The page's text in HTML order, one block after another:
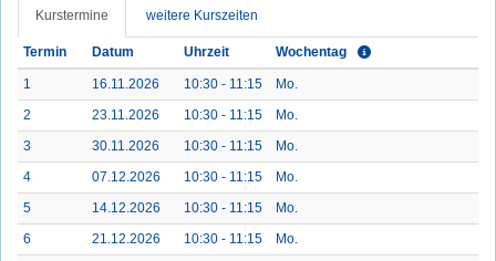
Kurstermine weitere Kurszeiten
Termin Datum Uhrzeit Wochentag
1 16.11.2026 10:30 - 11:15
Mo.
2
23.11.2026 10:30 - 11:15
Mo.
3
30.11.2026 10:30 - 11:15
Mo.
4
07.12.2026 10:30 - 11:15
Mo.
5
14.12.2026 10:30 - 11:15
Mo.
6
21.12.2026 10:30 - 11:15
Mo.